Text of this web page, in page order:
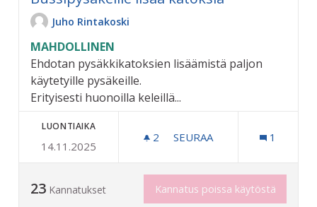
Juho Rintakoski
MAHDOLLINEN
Ehdotan pysäkkikatoksien lisäämistä paljon
käytetyille pysäkeille.
Erityisesti huonoilla keleillä...
LUONTIAIKA
14.11.2025
2 2 SEURAAJAA
SEURAA 1
23 Kannatukset Kannatus poissa käytöstä